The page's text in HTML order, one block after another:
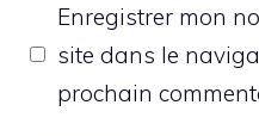
Enregistrer mon
site dans le
prochain